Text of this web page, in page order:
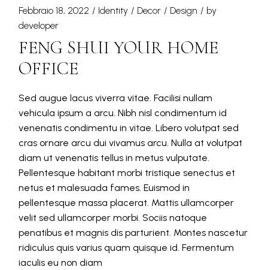
Febbraio 18, 2022 Identity Decor Design
by
developer
FENG SHUI YOUR HOME
OFFICE
Sed augue lacus viverra vitae. Facilisi nullam
vehicula ipsum a arcu. Nibh nisl condimentum id
venenatis condimentu in vitae. Libero volutpat sed
cras ornare arcu dui vivamus arcu. Nulla at volutpat
diam ut venenatis tellus in metus vulputate.
Pellentesque habitant morbi tristique senectus et
netus et malesuada fames. Euismod in
pellentesque massa placerat. Mattis ullamcorper
velit sed ullamcorper morbi. Sociis natoque
penatibus et magnis dis parturient. Montes nascetur
ridiculus quis varius quam quisque id. Fermentum
iaculis eu non diam